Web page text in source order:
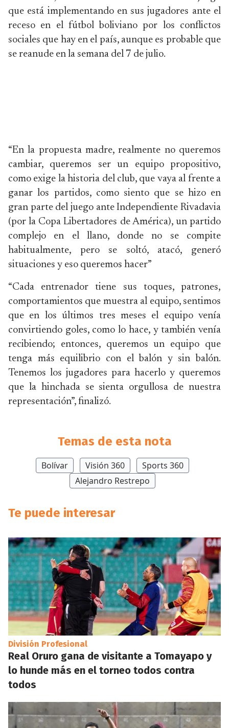
que está implementando en sus jugadores ante el
receso en el fútbol boliviano por los conflictos
sociales que hay en el país, aunque es probable que
se reanude en la semana del 7 de julio.
“En la propuesta madre, realmente no queremos
cambiar, queremos ser un equipo propositivo,
como exige la historia del club, que vaya al frente a
ganar los partidos, como siento que se hizo en
gran parte del juego ante Independiente Rivadavia
(por la Copa Libertadores de América), un partido
complejo en el llano, donde no se compite
habitualmente, pero se soltó, atacó, generó
situaciones y eso queremos hacer”
“Cada entrenador tiene sus toques, patrones,
comportamientos que muestra al equipo, sentimos
que en los últimos tres meses el equipo venía
convirtiendo goles, como lo hace, y también venía
recibiendo; entonces, queremos un equipo que
tenga más equilibrio con el balón y sin balón.
Tenemos los jugadores para hacerlo y queremos
que la hinchada se sienta orgullosa de nuestra
representación”, finalizó.
Temas de esta nota
Bolívar Visión 360
Sports 360
Alejandro Restrepo
Te puede interesar
División Profesional
Real Oruro gana de visitante a Tomayapo y
lo hunde más en el torneo todos contra
todos